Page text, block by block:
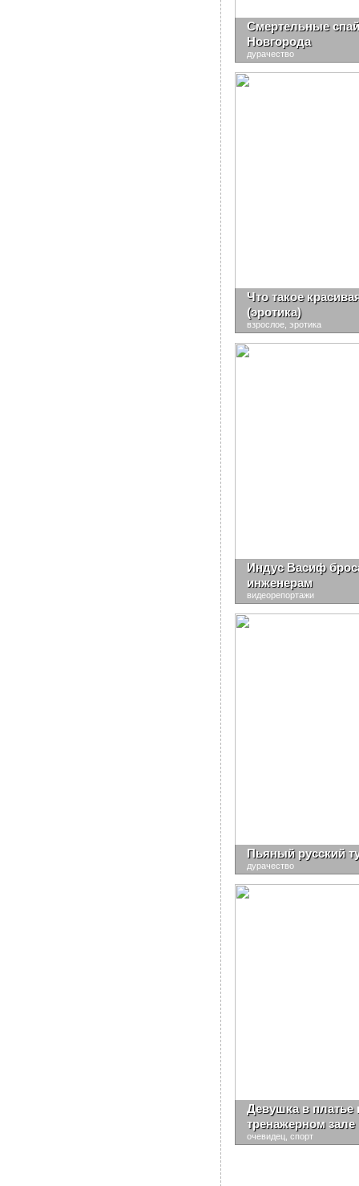
Смертельные
Новгорода
дурачество
Что такое
(эротика)
взрослое, эротика
Индус Васиф
инженерам
видеорепортажи
Пьяный русский
дурачество
Девушка в платье
тренажерном зале
очевидец, спорт